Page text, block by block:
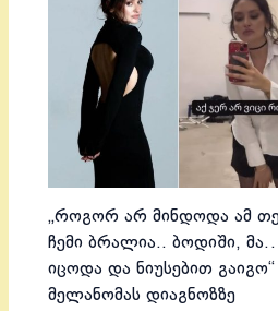
„როგორ არ მინდოდა ამ
ჩემი ბრალია.. ბოდიში, მა…
იცოდა და ნიუსებით გაიგო“
მელანომას დიაგნოზზე